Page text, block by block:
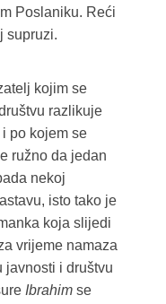
Poslaniku. Reći
supruzi.
kojim se
razlikuje
po kojem se
ružno da jedan
nekoj
isto tako je
koja slijedi
vrijeme namaza
javnosti i društvu
Ibrahimse